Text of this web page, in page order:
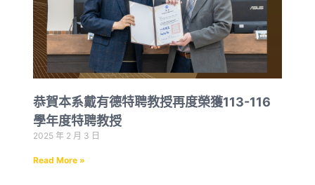
恭賀本系戴有德特聘教授再度榮獲113-116
學年度特聘教授
2025 年 2 月 3 日
Read More »